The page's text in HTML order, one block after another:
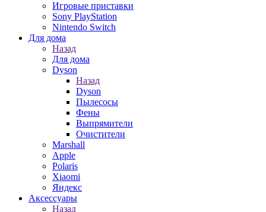
Игровые приставки
Sony PlayStation
Nintendo Switch
Для дома
Назад
Для дома
Dyson
Назад
Dyson
Пылесосы
Фены
Выпрямители
Очистители
Marshall
Apple
Polaris
Xiaomi
Яндекс
Аксессуары
Назад